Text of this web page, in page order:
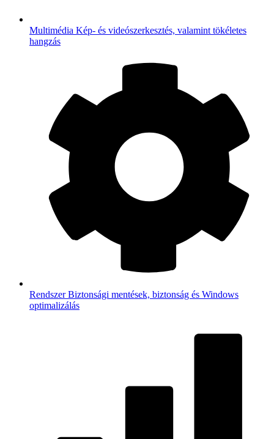
Multimédia Kép- és videószerkesztés, valamint tökéletes
hangzás
RendszerBiztonsági mentések, biztonság és Windows
optimalizálás